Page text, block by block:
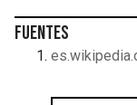
Fuentes